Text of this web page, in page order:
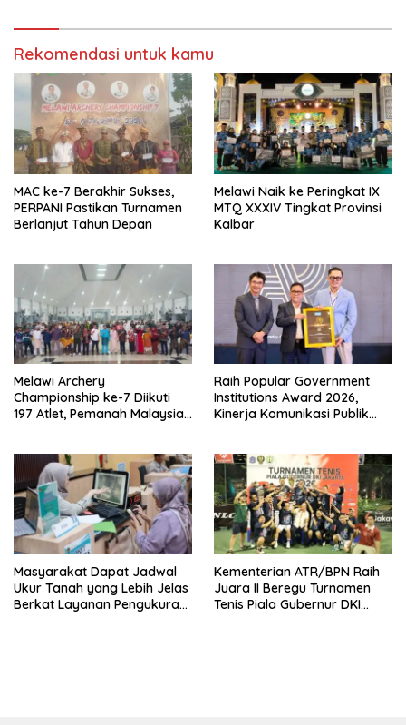
Rekomendasi untuk kamu
MAC ke-7 Berakhir Sukses,
PERPANI Pastikan Turnamen
Berlanjut Tahun Depan
Melawi Naik ke Peringkat IX
MTQ XXXIV Tingkat Provinsi
Kalbar
Melawi Archery
Championship ke-7 Diikuti
197 Atlet, Pemanah Malaysia
Raih Popular Government
Institutions Award 2026,
Kinerja Komunikasi Publik
Masyarakat Dapat Jadwal
Ukur Tanah yang Lebih Jelas
Berkat Layanan Pengukuran
Kementerian ATR/BPN Raih
Juara II Beregu Turnamen
Tenis Piala Gubernur DKI